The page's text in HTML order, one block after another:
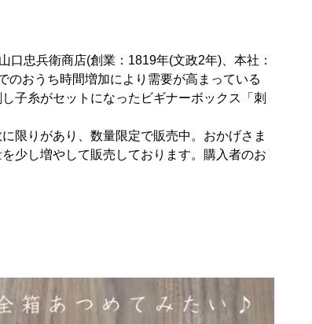
忠兵衛商店(創業：1819年(文政2年)、本社：
のおうち時間増加により需要が高まっている
子糸がセットになったビギナーボックス「刺
限りがあり、数量限定で販売中。おかげさま
少し増やして販売しております。購入者のお